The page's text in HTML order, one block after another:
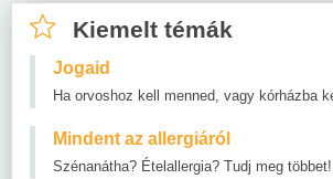
Kiemelt témák
Jogaid
Ha orvoshoz kell menned, vagy kórházba
Mindent az allergiáról
Szénanátha? Ételallergia? Tudj meg többet!